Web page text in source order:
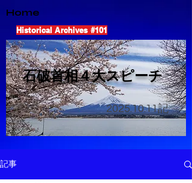
Home
Historical Archives #101
​石破首相４大スピーチ
2025.10.11記
記事